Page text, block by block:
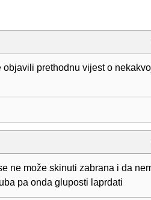
objavili prethodnu vijest o
ne može skinuti zabrana i da
pa onda gluposti laprdati